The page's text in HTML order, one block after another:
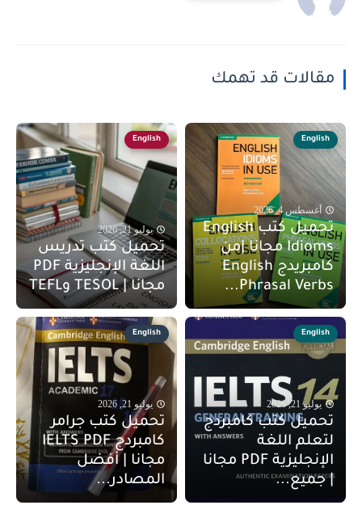
مقالات قد تهمك
English
أغسطس 4, 2026
تحميل كتب English
Idioms مجانا |من
كامبريدج English
Phrasal Verbs...
English
يوليو 21, 2026
تحميل كتب تدريس
اللغة الإنجليزية PDF
مجانا | TESOL وTEFL
English
يوليو 21, 2026
تحميل كتب كامبردج
لتعلم اللغة
الإنجليزية PDF مجانا
| جميع...
English
يوليو 21, 2026
تحميل كتب جرامر
كامبردج IELTS PDF
مجانا | أفضل
المصادر...